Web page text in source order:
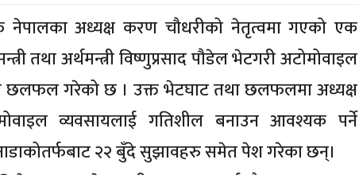
नेपालका अध्यक्ष करण चौधरीको नेतृत्वमा गएको एक
तथा अर्थमन्त्री विष्णुप्रसाद पौडेल भेटगरी अटोमोवाइल
छलफल गरेको छ । उक्त भेटघाट तथा छलफलमा अध्यक्ष
व्यवसायलाई गतिशील बनाउन आवश्यक पर्ने
२२ बुँदे सुझावहरु समेत पेश गरेका छन्।